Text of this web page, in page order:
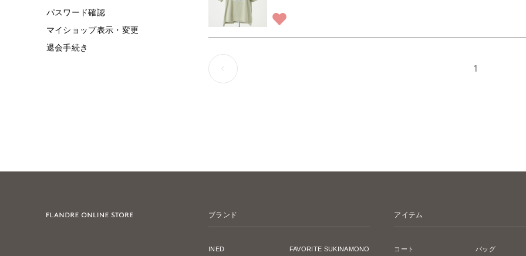
1
パスワード確認
マイショップ表示・変更
退会手続き
ブランド
INED FAVORITE SUKINAMONO
アイテム
コート バッグ